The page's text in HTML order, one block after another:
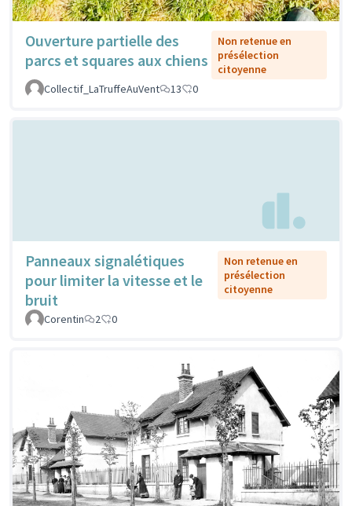
Ouverture partielle des
parcs et squares aux chiens
Non retenue en
présélection
citoyenne
Collectif_LaTruffeAuVent
13 0
Panneaux signalétiques
pour limiter la vitesse et le
bruit
Non retenue en
présélection
citoyenne
Corentin 2 0